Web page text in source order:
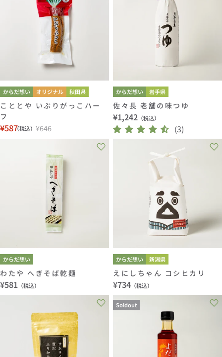
からだ想い オリジナル 秋田県
こととや いぶりがっこハー
フ
セ
¥587（税込）
通
¥646
からだ想い 岩手県
佐々長 老舗の味つゆ
通
常
価
¥1,242 （税込）
(3)
からだ想い
わたや へぎそば乾麺
通
常
¥581 （税込）
からだ想い 新潟県
えにしちゃん コシヒカリ
通
常
価
¥734 （税込）
Soldout